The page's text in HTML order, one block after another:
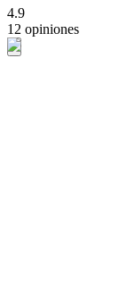
4.9
12 opiniones